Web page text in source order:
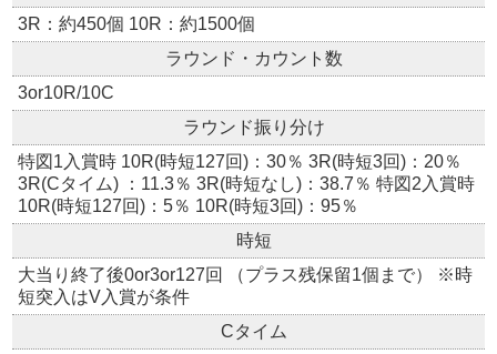
3R：約450個 10R：約1500個
ラウンド・カウント数
3or10R/10C
ラウンド振り分け
特図1入賞時 10R(時短127回)：30％ 3R(時短3回)：20％
3R(Cタイム) ：11.3％ 3R(時短なし)：38.7％ 特図2入賞時
10R(時短127回)：5％ 10R(時短3回)：95％
時短
大当り終了後0or3or127回 （プラス残保留1個まで） ※時
短突入はV入賞が条件
Cタイム